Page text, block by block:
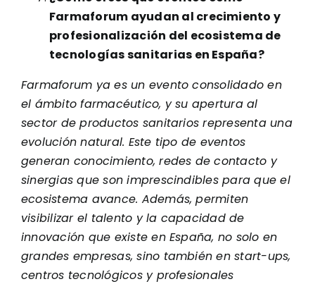
Farmaforum ayudan al crecimiento y
profesionalización del ecosistema de
tecnologías sanitarias en España?
Farmaforum ya es un evento consolidado en
el ámbito farmacéutico, y su apertura al
sector de productos sanitarios representa una
evolución natural. Este tipo de eventos
generan conocimiento, redes de contacto y
sinergias que son imprescindibles para que el
ecosistema avance. Además, permiten
visibilizar el talento y la capacidad de
innovación que existe en España, no solo en
grandes empresas, sino también en start-ups,
centros tecnológicos y profesionales